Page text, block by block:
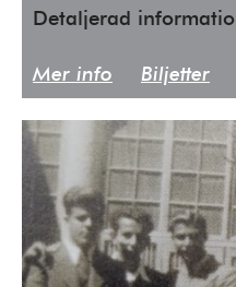
Detaljerad
Mer info Biljetter